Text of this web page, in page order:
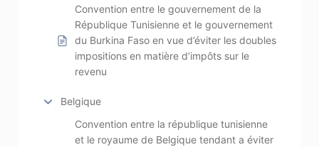
Convention entre le gouvernement de la
République Tunisienne et le gouvernement
du Burkina Faso en vue d’éviter les doubles
impositions en matière d’impôts sur le
revenu
Belgique
Convention entre la république tunisienne
et le royaume de Belgique tendant a éviter